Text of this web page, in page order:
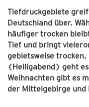
Tiefdruckgebiete
Deutschland über.
häufiger trocken
Tief und bringt
gebietsweise
(Heiligabend) geht
Weihnachten gibt es
der Mittelgebirge und